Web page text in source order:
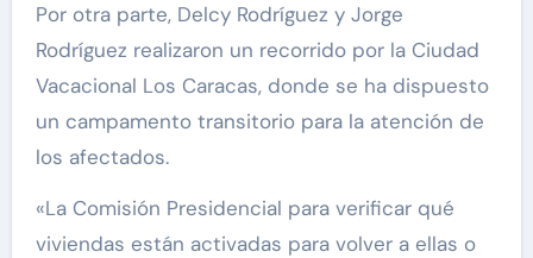
Por otra parte, Delcy Rodríguez y Jorge
Rodríguez realizaron un recorrido por la Ciudad
Vacacional Los Caracas, donde se ha dispuesto
un campamento transitorio para la atención de
los afectados.
«La Comisión Presidencial para verificar qué
viviendas están activadas para volver a ellas o